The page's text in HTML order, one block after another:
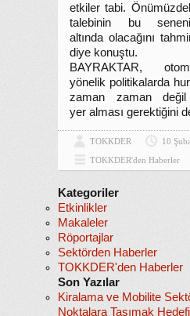
etkiler tabi.
talebinin bu
altında olacağını
diye konuştu.
BAYRAKTAR,
yönelik politikalarda
zaman zaman değil
yer alması gerektiğini
TOKKDER
10
TOKKDER'den Haberler
Kategoriler
Etkinlikler
Makaleler
Röportajlar
Sektörden Haberler
TOKKDER'den Haberler
Son Yazılar
Kiralama ve Mobilite
Noktalara Taşımak